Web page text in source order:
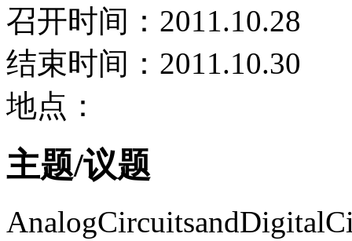
召开时间：2011.10.28
结束时间：2011.10.30
地点：
主题/议题